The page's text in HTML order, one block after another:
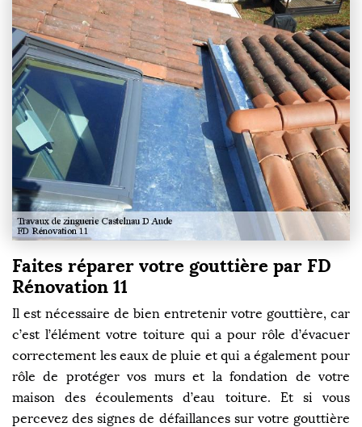
Faites réparer votre gouttière par FD
Rénovation 11
Il est nécessaire de bien entretenir votre gouttière, car
c’est l’élément votre toiture qui a pour rôle d’évacuer
correctement les eaux de pluie et qui a également pour
rôle de protéger vos murs et la fondation de votre
maison des écoulements d’eau toiture. Et si vous
percevez des signes de défaillances sur votre gouttière